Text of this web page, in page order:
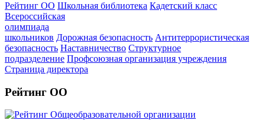
Рейтинг ОО Школьная библиотека Кадетский класс
Всероссийская
олимпиада
школьников Дорожная безопасность Антитеррористическая
безопасность Наставничество Структурное
подразделение Профсоюзная организация учреждения
Страница директора
Рейтинг ОО